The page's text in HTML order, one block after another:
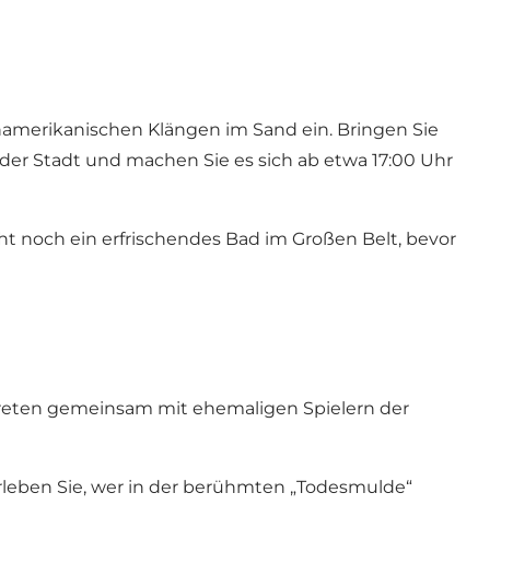
Klängen im Sand ein. Bringen Sie
Stadt und machen Sie es sich ab etwa 17:00 Uhr
noch ein erfrischendes Bad im Großen Belt, bevor
gemeinsam mit ehemaligen Spielern der
Sie, wer in der berühmten „Todesmulde“